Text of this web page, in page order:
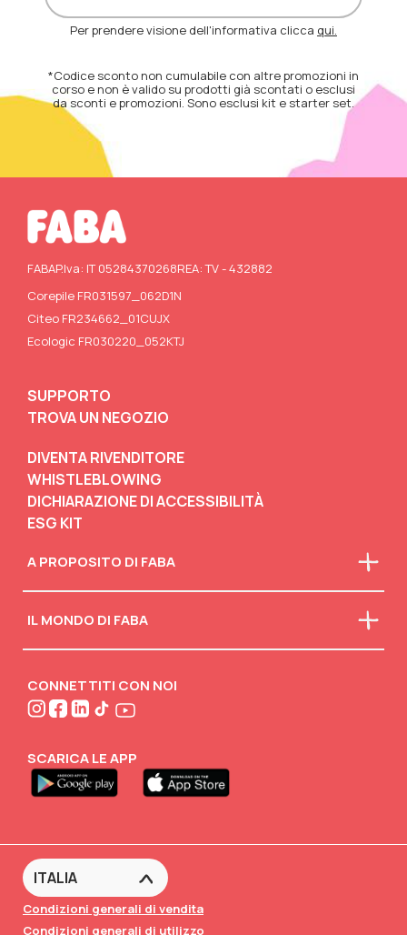
Per prendere visione dell'informativa clicca qui.
*Codice sconto non cumulabile con altre promozioni in
corso e non è valido su prodotti già scontati o esclusi
da sconti e promozioni. Sono esclusi kit e starter set.
FABAP.Iva: IT 05284370268REA: TV - 432882
Corepile FR031597_062D1N
Citeo FR234662_01CUJX
Ecologic FR030220_052KTJ
SUPPORTO
TROVA UN NEGOZIO
DIVENTA RIVENDITORE
WHISTLEBLOWING
DICHIARAZIONE DI ACCESSIBILITÀ
ESG KIT
A PROPOSITO DI FABA
La nostra mission
Faba in classe
IL MONDO DI FABA
Attività creative
FABA•BLOG
CONNETTITI CON NOI
SCARICA LE APP
Condizioni generali di vendita
Condizioni generali di utilizzo